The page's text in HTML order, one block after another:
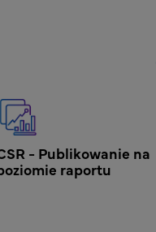
- Publikowanie na
raportu